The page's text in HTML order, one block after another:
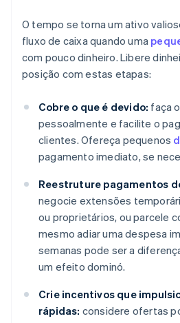
O tempo se torna um ativo
fluxo de caixa quando uma
com pouco dinheiro. Libere
posição com estas etapas:
Cobre o que é devido: faça
pessoalmente e facilite o
clientes. Ofereça pequenos
pagamento imediato, se
Reestruture pagamentos
negocie extensões
ou proprietários, ou parcele
mesmo adiar uma despesa
semanas pode ser a
um efeito dominó.
Crie incentivos que
rápidas: considere ofertas